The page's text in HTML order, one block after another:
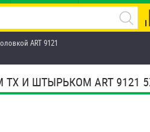
ART 9121
И ШТЫРЬКОМ ART 9121